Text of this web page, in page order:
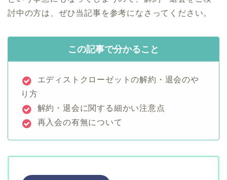
討中の方は、ぜひ当記事を参考になさってください。
この記事で分かること
エディストクローゼットの解約・退会のや
り方
解約・退会に関する細かい注意点
再入会の有無について